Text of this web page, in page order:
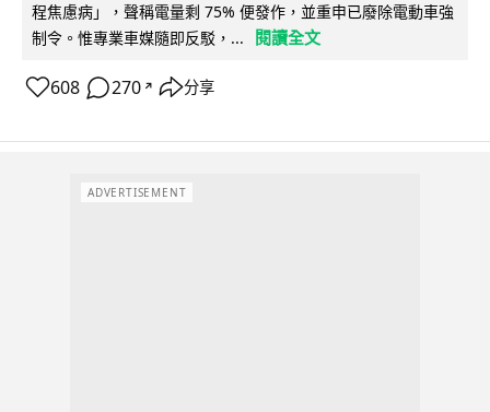
程焦慮病」，聲稱電量剩 75% 便發作，並重申已廢除電動車強
制令。惟專業車媒隨即反駁，...
閱讀全文
608 270 ↗ 分享
ADVERTISEMENT